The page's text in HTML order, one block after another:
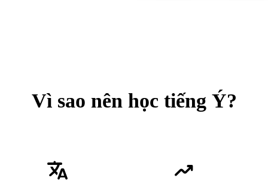
Vì sao nên học tiếng Ý?
translate trending_up